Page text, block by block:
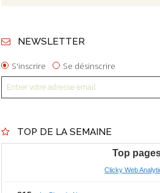
NEWSLETTER
S'inscrire Se désinscrire
TOP DE LA SEMAINE